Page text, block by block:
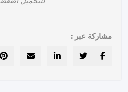
مشاركة عبر :